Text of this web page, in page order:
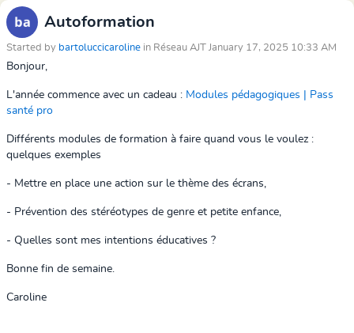
Autoformation
Started by bartoluccicaroline in Réseau AJT January 17, 2025 10:33 AM
Bonjour,
L'année commence avec un cadeau : Modules pédagogiques | Pass
santé pro
Différents modules de formation à faire quand vous le voulez :
quelques exemples
- Mettre en place une action sur le thème des écrans,
- Prévention des stéréotypes de genre et petite enfance,
- Quelles sont mes intentions éducatives ?
Bonne fin de semaine.
Caroline